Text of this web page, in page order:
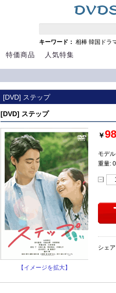
キーワード： 相棒 韓国ドラ
特価商品 人気特集
[DVD] ステップ
[DVD] ステップ
【イメージを拡大】
￥
モデ
重量:
シェ